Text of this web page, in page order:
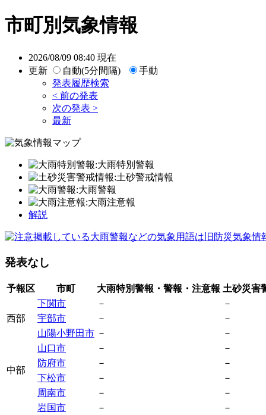
市町別気象情報
2026/08/09 08:40 現在
更新
自動(5分間隔)
手動
発表履歴検索
< 前の発表
次の発表 >
最新
:大雨特別警報
:土砂警戒情報
:大雨警報
:大雨注意報
解説
掲載している大雨警報などの気象用語は旧防災気象情
発表なし
予報区 市町 大雨特別警報・警報・注意報 土砂災害
西部
下関市 －
－
宇部市
－
－
山陽小野田市 － －
中部
山口市 －
－
防府市
－
－
下松市
－
－
周南市
－ －
岩国市 －
－